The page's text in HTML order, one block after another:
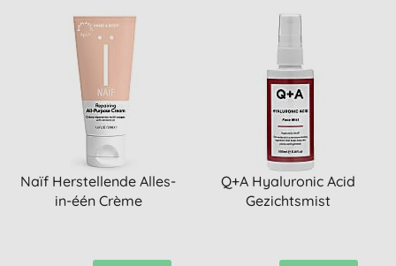
Naïf Herstellende Alles-
in-één Crème
Q+A Hyaluronic Acid
Gezichtsmist